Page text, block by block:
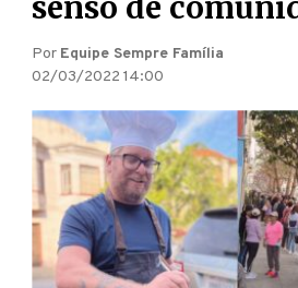
Por Equipe Sempre Família
02/03/2022 14:00